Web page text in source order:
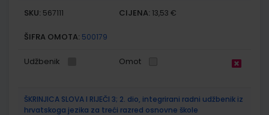
SKU: 567111 CIJENA: 13,53 €
ŠIFRA OMOTA: 500179
Udžbenik Omot
ŠKRINJICA SLOVA I RIJEČI 3; 2. dio, integrirani radni udžbenik iz
hrvatskoga jezika za treći razred osnovne škole